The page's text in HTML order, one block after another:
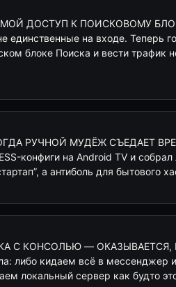
ДОСТУП К ПОИСКОВОМУ
единственные на входе. Теперь
блоке Поиска и вести трафик
РУЧНОЙ МУДЁЖ СЪЕДАЕТ
конфиги на Android TV и собрал
а антиболь для бытового
С КОНСОЛЬЮ —
либо кидаем всё в мессенджер
локальный сервер как будто